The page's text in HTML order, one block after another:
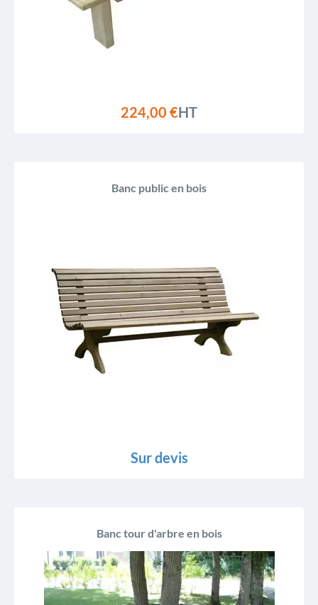
224,00 €HT
Banc public en bois
Sur devis
Banc tour d'arbre en bois